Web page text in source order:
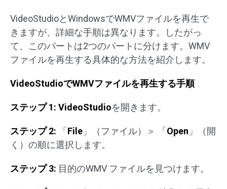
VideoStudioとWindowsでWMVファイルを再生で
きますが、詳細な手順は異なります。したがっ
て、このパートは2つのパートに分けます。WMV
ファイルを再生する具体的な方法を紹介します。
VideoStudioでWMVファイルを再生する手順
ステップ 1: VideoStudioを開きます。
ステップ 2: 「 File 」（ファイル）＞ 「 Open 」（開
く）の順に選択します。
ステップ 3: 目的のWMV ファイルを見つけます。